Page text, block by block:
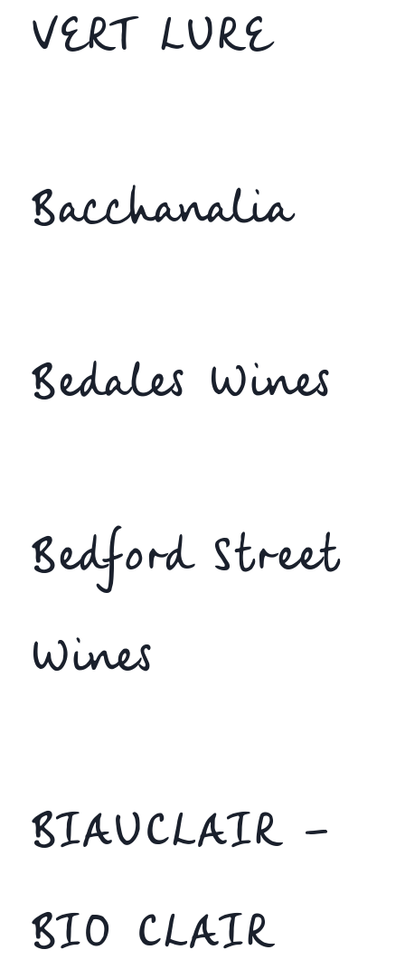
VERT LURE
Bacchanalia
Bedales Wines
Bedford Street
Wines
BIAUCLAIR –
BIO CLAIR